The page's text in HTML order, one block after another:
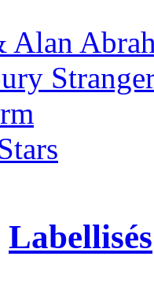
Alan
Labellisés